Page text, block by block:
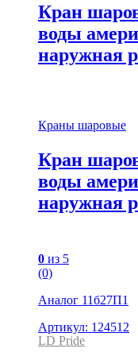
Кран
воды
наружная
Краны шаровые
Кран
воды
наружная
0 из 5
(0)
Аналог 11б27П1
Артикул: 124512
LD Pride